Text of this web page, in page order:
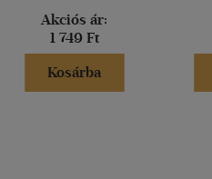
Akciós ár:
1 749 Ft
Kosárba